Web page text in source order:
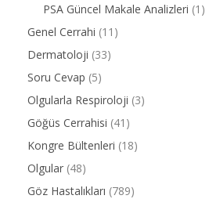
PSA Güncel Makale Analizleri (1)
Genel Cerrahi (11)
Dermatoloji (33)
Soru Cevap (5)
Olgularla Respiroloji (3)
Göğüs Cerrahisi (41)
Kongre Bültenleri (18)
Olgular (48)
Göz Hastalıkları (789)